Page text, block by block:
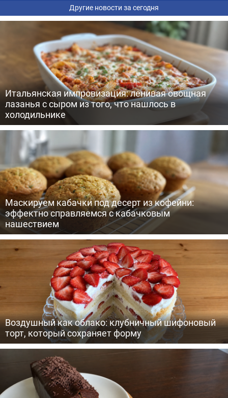
Другие новости за сегодня
Итальянская импровизация: ленивая овощная
лазанья с сыром из того, что нашлось в
холодильнике
Маскируем кабачки под десерт из кофейни:
эффектно справляемся с кабачковым
нашествием
Воздушный как облако: клубничный шифоновый
торт, который сохраняет форму